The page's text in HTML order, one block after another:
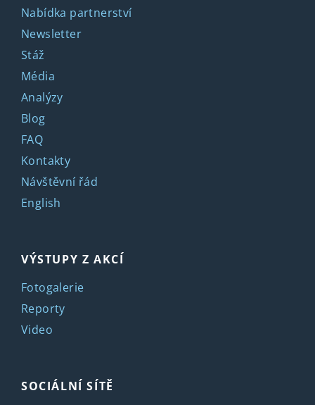
Nabídka partnerství
Newsletter
Stáž
Média
Analýzy
Blog
FAQ
Kontakty
Návštěvní řád
English
VÝSTUPY Z AKCÍ
Fotogalerie
Reporty
Video
SOCIÁLNÍ SÍTĚ